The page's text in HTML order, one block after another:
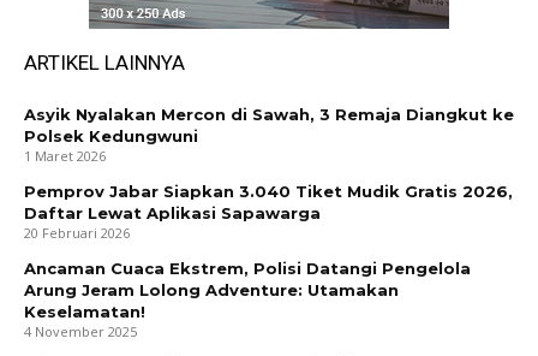
ARTIKEL LAINNYA
Asyik Nyalakan Mercon di Sawah, 3 Remaja Diangkut ke
Polsek Kedungwuni
1 Maret 2026
Pemprov Jabar Siapkan 3.040 Tiket Mudik Gratis 2026,
Daftar Lewat Aplikasi Sapawarga
20 Februari 2026
Ancaman Cuaca Ekstrem, Polisi Datangi Pengelola
Arung Jeram Lolong Adventure: Utamakan
Keselamatan!
4 November 2025